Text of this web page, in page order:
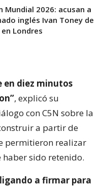
Mundial 2026: acusan a
inglés Ivan Toney de
Londres
en diez minutos
, explicó su
con C5N sobre la
a partir de
permitieron realizar
sido retenido.
a firmar para